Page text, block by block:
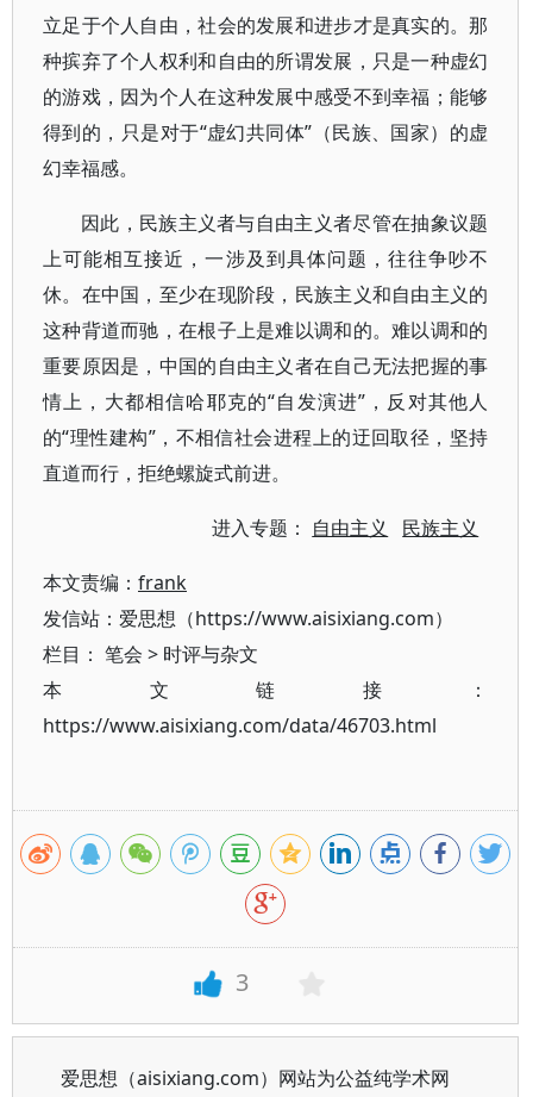
立足于个人自由，社会的发展和进步才是真实的。那
种摈弃了个人权利和自由的所谓发展，只是一种虚幻
的游戏，因为个人在这种发展中感受不到幸福；能够
得到的，只是对于“虚幻共同体”（民族、国家）的虚
幻幸福感。
因此，民族主义者与自由主义者尽管在抽象议题
上可能相互接近，一涉及到具体问题，往往争吵不
休。在中国，至少在现阶段，民族主义和自由主义的
这种背道而驰，在根子上是难以调和的。难以调和的
重要原因是，中国的自由主义者在自己无法把握的事
情上，大都相信哈耶克的“自发演进”，反对其他人
的“理性建构”，不相信社会进程上的迂回取径，坚持
直道而行，拒绝螺旋式前进。
进入专题： 自由主义 民族主义
本文责编： frank
发信站：爱思想（https://www.aisixiang.com）
栏目： 笔会 > 时评与杂文
本文链接：
https://www.aisixiang.com/data/46703.html
3
爱思想（aisixiang.com）网站为公益纯学术网